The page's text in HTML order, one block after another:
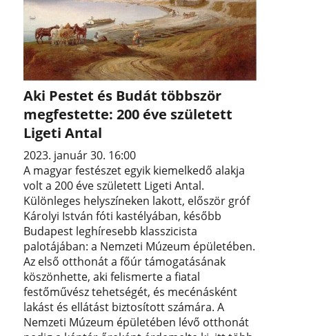
Aki Pestet és Budát többször
megfestette: 200 éve született
Ligeti Antal
2023. január 30. 16:00
A magyar festészet egyik kiemelkedő alakja
volt a 200 éve született Ligeti Antal.
Különleges helyszíneken lakott, először gróf
Károlyi István fóti kastélyában, később
Budapest leghíresebb klasszicista
palotájában: a Nemzeti Múzeum épületében.
Az első otthonát a főúr támogatásának
köszönhette, aki felismerte a fiatal
festőművész tehetségét, és mecénásként
lakást és ellátást biztosított számára. A
Nemzeti Múzeum épületében lévő otthonát